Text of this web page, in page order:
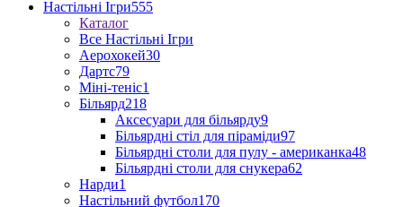
Настільні Ігри555
Каталог
Все Настільні Ігри
Аерохокей30
Дартс79
Міні-теніс1
Більярд218
Аксесуари для більярду9
Більярдні стіл для піраміди97
Більярдні столи для пулу - американка48
Більярдні столи для снукера62
Нарди1
Настільний футбол170